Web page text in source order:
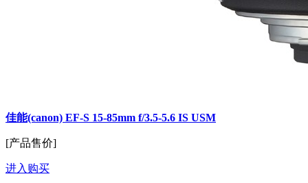
佳能(canon) EF-S 15-85mm f/3.5-5.6 IS USM
[产品售价]
进入购买